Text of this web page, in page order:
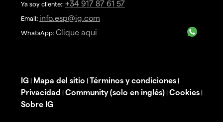
Ya soy cliente:: +34 917 87 61 57
Email: info.esp@ig.com
WhatsApp: Clique aqui
IG | Mapa del sitio | Términos y condiciones |
Privacidad | Community (solo en inglés) | Cookies |
Sobre IG